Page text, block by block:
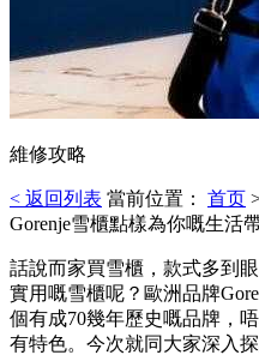
維修攻略
< 返回列表 當前位置： 首页
Gorenje雪櫃點樣為你嘅生活
話說而家買雪櫃，款式多到
實用嘅雪櫃呢？歐洲品牌
個有成70幾年歷史嘅品牌，
有特色。今次就同大家深入